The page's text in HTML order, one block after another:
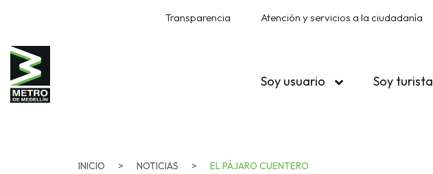
Transparencia Atención y servicios a la ciudadanía
Soy usuario Soy turista
INICIO > NOTICIAS > EL PÁJARO CUENTERO